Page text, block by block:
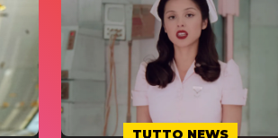
TUTTO NEWS